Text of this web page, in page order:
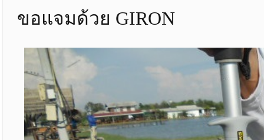
ขอแจมด้วย GIRON